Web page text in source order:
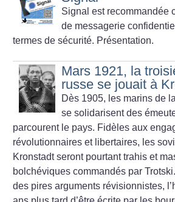
Signal est recommandée
de messagerie
termes de sécurité. Présentation.
Mars 1921, la
russe se jouait à
Dès 1905, les marins de
se solidarisent des
parcourent le pays. Fidèles aux
révolutionnaires et libertaires, les
Kronstadt seront pourtant trahis et
bolchéviques commandés par
des pires arguments révisionnistes,